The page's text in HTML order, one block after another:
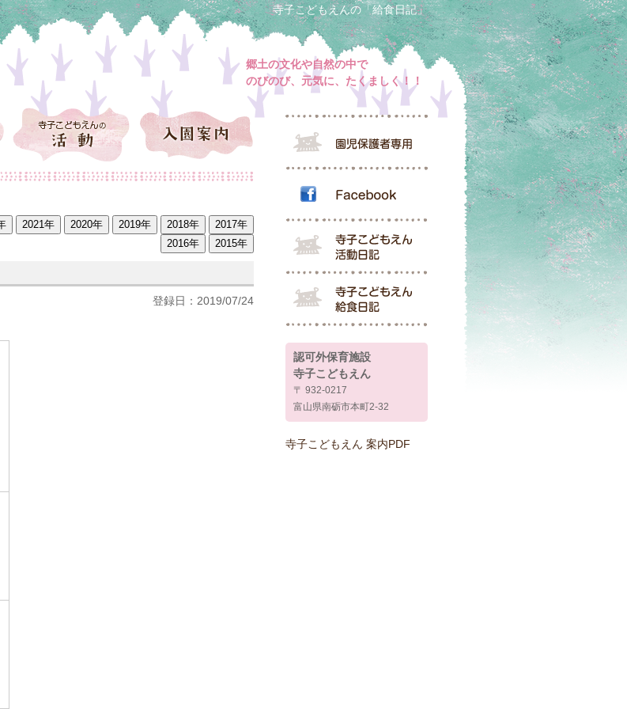
寺子こどもえんの「給食日記」
郷土の文化や自然の中で
のびのび、元気に、たくましく！！
登録日：2019/07/24
認可外保育施設
寺子こどもえん
〒 932-0217
富山県南砺市本町2-32
寺子こどもえん 案内PDF